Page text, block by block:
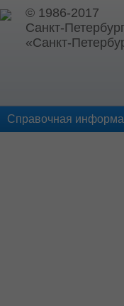
© 1986-2017
Санкт-
«Санкт-
Справочная